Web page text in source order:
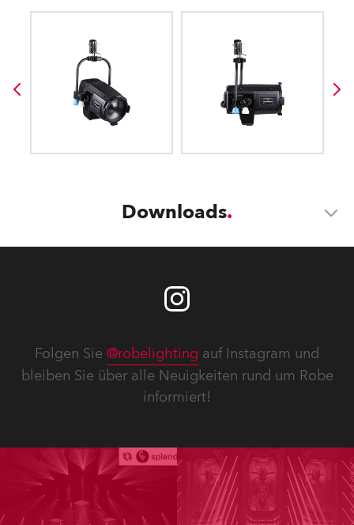
Downloads
Folgen Sie @robelighting auf Instagram und
bleiben Sie über alle Neuigkeiten rund um Robe
informiert!